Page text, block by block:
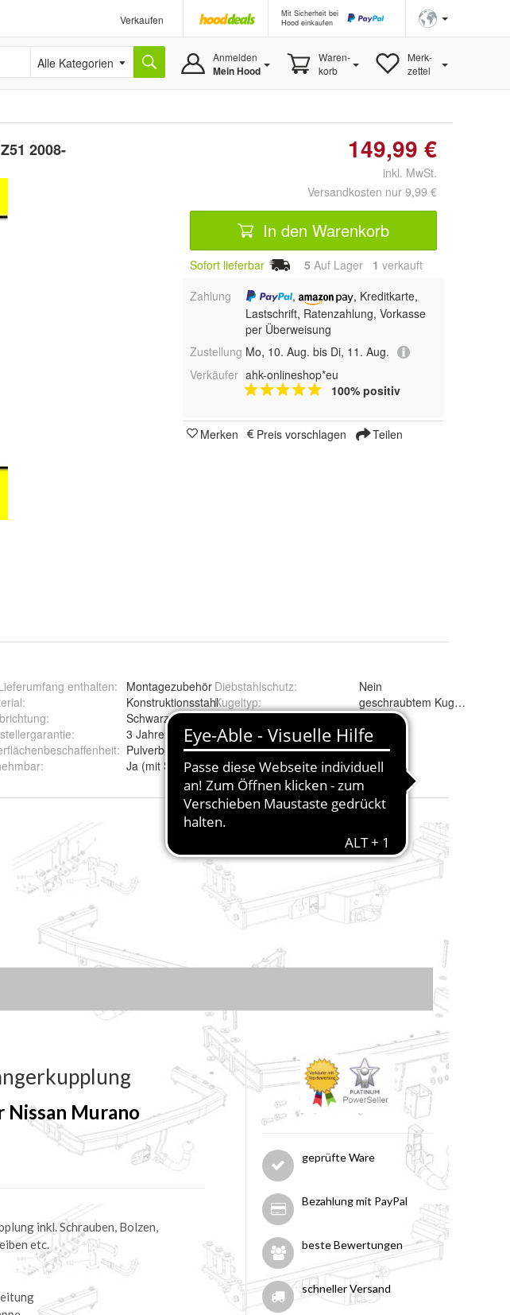
Verkaufen
Mit Sicherheit bei
Hood einkaufen
Alle Kategorien Anmelden
Mein Hood
Waren-
korb
Merk-
zettel
2008- 149,99 €
inkl. MwSt.
Versandkosten nur 9,99 €
In den Warenkorb
Sofort lieferbar 5 Auf Lager 1 verkauft
Zahlung
,
, Kreditkarte,
Lastschrift, Ratenzahlung, Vorkasse
per Überweisung
Zustellung Mo, 10. Aug. bis Di, 11. Aug.
Verkäufer ahk-onlineshop*eu
100% positiv
Merken Preis vorschlagen Teilen
enthalten:
Montagezubehör
:
Konstruktionsstahl
:
Schwarz
:
3 Jahre
: Pulverbeschichtet
: Ja (mit Schrauben)
Diebstahlschutz:
Nein
Kugeltyp:
geschraubtem Kugelkopf
Passend zu Marke:
Nissan
Modell:
Murano
Passend zu Karosserie: Z51